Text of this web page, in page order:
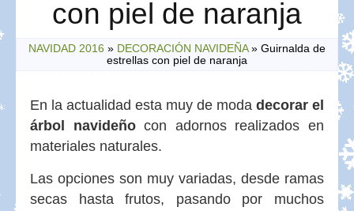
con piel de naranja
NAVIDAD 2016 » DECORACIÓN NAVIDEÑA» Guirnalda de
estrellas con piel de naranja
En la actualidad esta muy de moda decorar el
árbol navideñocon adornos realizados en
materiales naturales.
Las opciones son muy variadas, desde ramas
secas hasta frutos, pasando por muchos